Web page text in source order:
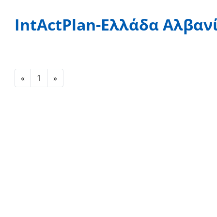
IntActPlan-Ελλάδα
« Previous
1 »